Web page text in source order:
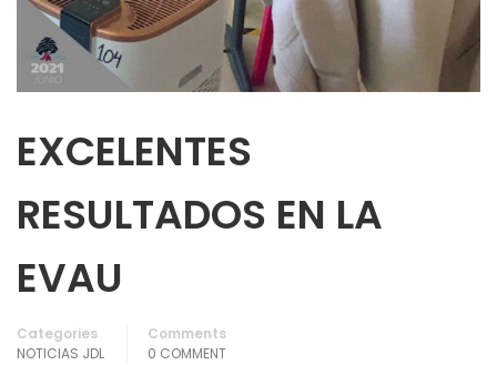
EXCELENTES
RESULTADOS EN LA
EVAU
Categories
NOTICIAS JDL
Comments
0 COMMENT